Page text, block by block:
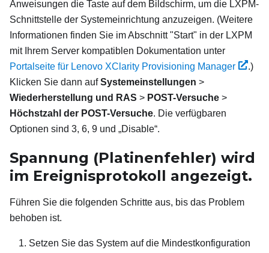
Anweisungen die Taste auf dem Bildschirm, um die LXPM-
Schnittstelle der Systemeinrichtung anzuzeigen. (Weitere
Informationen finden Sie im Abschnitt "Start" in der LXPM
mit Ihrem Server kompatiblen Dokumentation unter
Portalseite für Lenovo XClarity Provisioning Manager
.)
Klicken Sie dann aufSystemeinstellungen >
Wiederherstellung und RAS > POST-Versuche >
Höchstzahl der POST-Versuche. Die verfügbaren
Optionen sind 3, 6, 9 und „Disable“.
Spannung (Platinenfehler) wird
im Ereignisprotokoll angezeigt.
Führen Sie die folgenden Schritte aus, bis das Problem
behoben ist.
Setzen Sie das System auf die Mindestkonfiguration